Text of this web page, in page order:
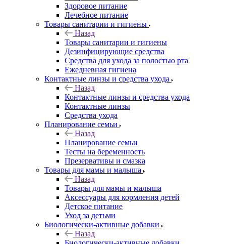
Здоровое питание
Лечебное питание
Товары санитарии и гигиены
Назад
Товары санитарии и гигиены
Дезинфицирующие средства
Средства для ухода за полостью рта
Ежедневная гигиена
Контактные линзы и средства ухода
Назад
Контактные линзы и средства ухода
Контактные линзы
Средства ухода
Планирование семьи
Назад
Планирование семьи
Тесты на беременность
Презервативы и смазка
Товары для мамы и малыша
Назад
Товары для мамы и малыша
Аксессуары для кормления детей
Детское питание
Уход за детьми
Биологически-активные добавки
Назад